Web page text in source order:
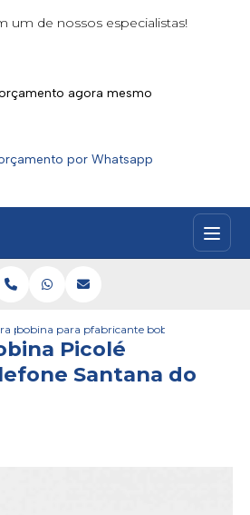
um de nossos especialistas!
agora mesmo
por Whatsapp
picoles
bobina para picole parana
fabricante bobina picole
Picolé
Santana do